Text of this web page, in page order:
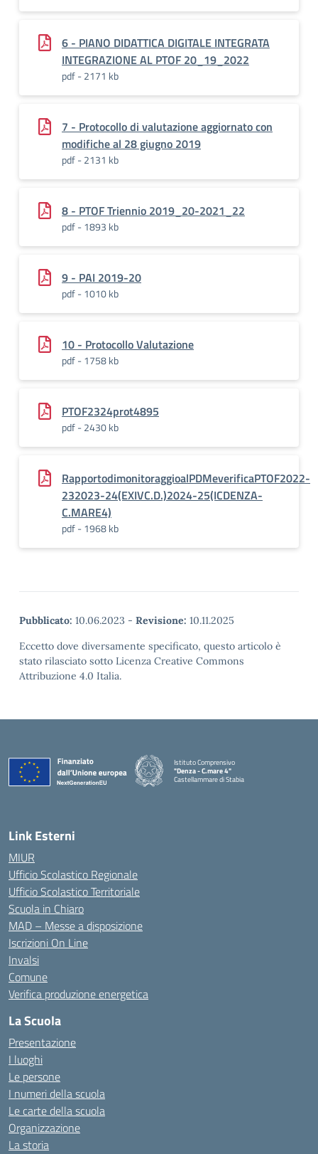
6 - PIANO DIDATTICA DIGITALE INTEGRATA
INTEGRAZIONE AL PTOF 20_19_2022
pdf - 2171 kb
7 - Protocollo di valutazione aggiornato con
modifiche al 28 giugno 2019
pdf - 2131 kb
8 - PTOF Triennio 2019_20-2021_22
pdf - 1893 kb
9 - PAI 2019-20
pdf - 1010 kb
10 - Protocollo Valutazione
pdf - 1758 kb
PTOF2324prot4895
pdf - 2430 kb
RapportodimonitoraggioalPDMeverificaPTOF2022-
232023-24(EXIVC.D.)2024-25(ICDENZA-
C.MARE4)
pdf - 1968 kb
Pubblicato: 10.06.2023 - Revisione: 10.11.2025
Eccetto dove diversamente specificato, questo articolo è
stato rilasciato sotto Licenza Creative Commons
Attribuzione 4.0 Italia.
Istituto Comprensivo
"Denza - C.mare 4"
Castellammare di Stabia
Link Esterni
MIUR
Ufficio Scolastico Regionale
Ufficio Scolastico Territoriale
Scuola in Chiaro
MAD – Messe a disposizione
Iscrizioni On Line
Invalsi
Comune
Verifica produzione energetica
La Scuola
Presentazione
I luoghi
Le persone
I numeri della scuola
Le carte della scuola
Organizzazione
La storia